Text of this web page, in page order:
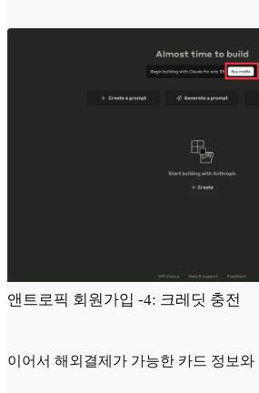
앤트로픽 회원가입 -4: 크레딧 충전
이어서 해외결제가 가능한 카드 정보